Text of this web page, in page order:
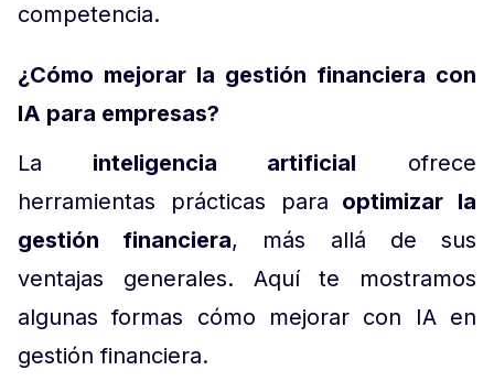
competencia.
¿Cómo mejorar la gestión financiera con
IA para empresas?
La inteligencia artificial ofrece
herramientas prácticas para optimizar la
gestión financiera, más allá de sus
ventajas generales. Aquí te mostramos
algunas formas cómo mejorar con IA en
gestión financiera.